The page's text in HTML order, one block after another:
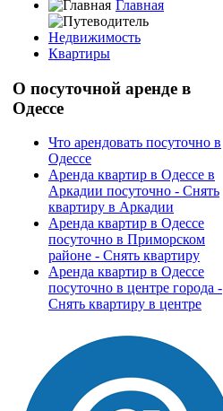
Главная
Недвижимость
Квартиры
О посуточной аренде в
Одессе
Что арендовать посуточно в
Одессе
Аренда квартир в Одессе в
Аркадии посуточно - Снять
квартиру в Аркадии
Аренда квартир в Одессе
посуточно в Приморском
районе - Снять квартиру
Аренда квартир в Одессе
посуточно в центре города -
Снять квартиру в центре